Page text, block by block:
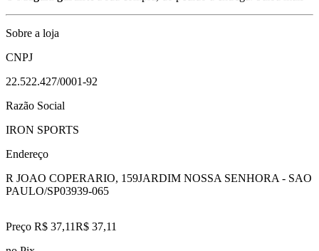
Sobre a loja
CNPJ
22.522.427/0001-92
Razão Social
IRON SPORTS
Endereço
R JOAO COPERARIO, 159JARDIM NOSSA SENHORA - SAO
PAULO/SP03939-065
Preço R$ 37,11R$ 37,11